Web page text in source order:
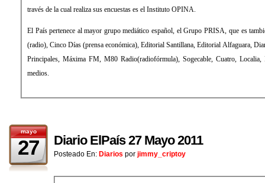
través de la cual realiza sus encuestas es el Instituto OPINA.
El País pertenece al mayor grupo mediático español, el Grupo PRISA, que es también propietario de la Cadena SER
(radio), Cinco Días (prensa económica), Editorial Santillana, Editorial Alfaguara, Diario As (prensa deportiva), Los 40
Principales, Máxima FM, M80 Radio(radiofórmula), Sogecable, Cuatro, Localia, Digital+ (televisión), entre otros
medios.
mayo
27 Diario ElPaís 27 Mayo 2011
Posteado En: Diarios por jimmy_criptoy